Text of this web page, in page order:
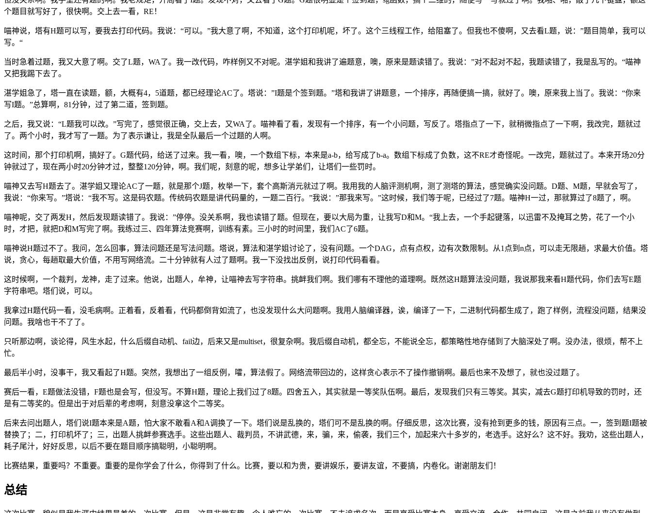
个题目就写好了，很快啊。交上去一看，RE！
喵神说，塔有H题可以写，要我去打印代码。我说：“可以。”我大意了啊，不知道，这个打印机呢，坏了。这个三线程工作，给阻塞了。但我也不傻啊，又去看L题，说：”题目简单，我可以
写。“
当时急着过题，我又大意了啊。交了L题，WA了。我一改代码，咋样例又不对呢。湛学姐和我讲了遍题意，噢，原来是题读错了。我说：”对不起对不起，我题读错了，我是乱写的。“喵神
又把我踢下去了。
湛学姐急了，塔一直在读题，额，大概有4，5道题，都已经理论AC了。塔说：”I题是个签到题。”塔和我讲了讲题意，一个排序，再随便搞一搞，就好了。噢，原来我上当了。我说：“你来
写I题。”总算啊，81分钟，过了第二道，签到题。
之后，我又说：“L题我可以改。”写完了，感觉很正确，交上去，又WA了。喵神看了看，发现有一个排序，有一个小问题，写反了。塔指点了一下，就稍微指点了一下啊，我改完，题就过
了。两个小时，我才写了一题。为了表示谦让，我是全队最后一个过题的人啊。
这时间，那个打印机啊，搞好了。G题代码，给送了过来。我一看，噢，一个数组下标，本来是a-b，给写成了b-a。数组下标成了负数，这不RE才奇怪呢。一改完，题就过了。本来开场20分
钟就过了，现在两小时20分钟才过，整整120分钟，啊。我们呢，刻意的呢，想多让学弟们，让塔们一些罚时。
喵神又去写H题去了。湛学姐又理论AC了一题，就是那个J题，枚举一下，套个高斯消元就过了啊。我用我的人脑评测机啊，测了测塔的算法，感觉确实没问题。D题、M题，早就会写了，
我说：“你来写。”塔说：“我不写。这是码农题。传统码农题是讲代码量的，一题二百行。”我说：”那我来写。”这时候，我们等于呢，已经过了7题。喵神H一过，那就算过了8题了，啊。
喵神呢，交了两发H，然后发现题读错了。我说：”停停。没关系啊，我也读错了题。但现在，要以大局为重，让我写D和M。“我上去，一个手起键落，以迅雷不及掩耳之势，花了一个小
时，才把，就把D和M写完了啊。我练过三、四年算法竞赛啊，训练有素。三小时的时间里，我们AC了6题。
喵神说H题过不了。我问，怎么回事，算法问题还是写法问题。塔说，算法和湛学姐讨论了，没有问题。一个DAG，点有点权，边有次数限制。从1点到n点，可以走无限趟，求最大价值。塔
说，贪心，每趟取最大价值，不用写网络流。二十分钟就有人过了题啊。我一下没找出反例，说打印代码看看。
这时候啊，一个裁判，龙神，走了过来。他说，出题人，牟神，让喵神去写字符串。挑衅我们啊。我们哪有不理他的道理啊。既然这H题算法没问题，我说那我来看H题代码，你们去写E题
字符串吧。塔们说，可以。
我拿过H题代码一看，没毛病啊。正着看，反着看，代码都倒背如流了，也没发现什么大问题啊。我用人脑编译器，诶，编译了一下，二进制代码都生成了，跑了样例，流程没问题，结果没
问题。我啥也干不了了。
只听那边啊，谈论得，风生水起，什么后缀自动机、fail边，后来又是multiset，很复杂啊。我后缀自动机，都全忘，不能说全忘，都策略性地存储到了大脑深处了啊。没办法，很烦，帮不上
忙。
最后半小时，没事干，我又看起了H题。突然，我想出了一组反例，嚯，算法假了。网络流带回边的，这样贪心表示不了操作撤销啊。最后也来不及想了，就也没过题了。
赛后一看，E题做法没错，F题也是会写，但没写。不算H题，理论上我们过了8题。四舍五入，其实就是一等奖队伍啊。最后，发现我们只有三等奖。其实，减去G题打印机导致的罚时，还
是有二等奖的。但是出于对后辈的考虑啊，刻意没拿这个二等奖。
后来去问出题人，塔们说I题本来是A题，怕大家不敢看A和A调换了一下。塔们说是乱换的，塔们可不是乱换的啊。仔细反思，这次比赛，没有抢到更多的钱，原因有三点。一，签到题I题被
替换了；二，打印机坏了；三，出题人挑衅参赛选手。这些出题人、裁判员，不讲武德，来，骗，来，偷袭，我们三个，加起来六十多岁的，老选手。这好么？这不好。我劝，这些出题人，
耗子尾汁，好好反思，以后不要在题目顺序搞聪明，小聪明啊。
比赛结果，重要吗？不重要。重要的是你学会了什么，你得到了什么。比赛，要以和为贵，要讲娱乐，要讲友谊，不要搞，内卷化。谢谢朋友们！
总结